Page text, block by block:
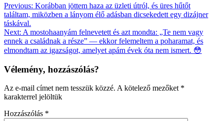
Bejegyzés
navigáció
Previous: Korábban jöttem haza az üzleti útról, és üres hűtőt
találtam, miközben a lányom élő adásban dicsekedett egy dizájner
táskával.
Next: A mostohaanyám felnevetett és azt mondta: „Te nem vagy
ennek a családnak a része” — ekkor felemeltem a poharamat, és
elmondtam az igazságot, amelyet apám évek óta nem ismert. 😳
Vélemény, hozzászólás?
Az e-mail címet nem tesszük közzé. A kötelező mezőket *
karakterrel jelöltük
Hozzászólás *